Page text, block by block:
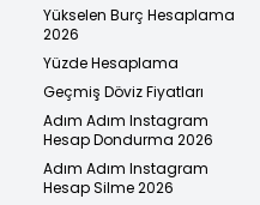
Yükselen Burç Hesaplama
2026
Yüzde Hesaplama
Geçmiş Döviz Fiyatları
Adım Adım Instagram
Hesap Dondurma 2026
Adım Adım Instagram
Hesap Silme 2026